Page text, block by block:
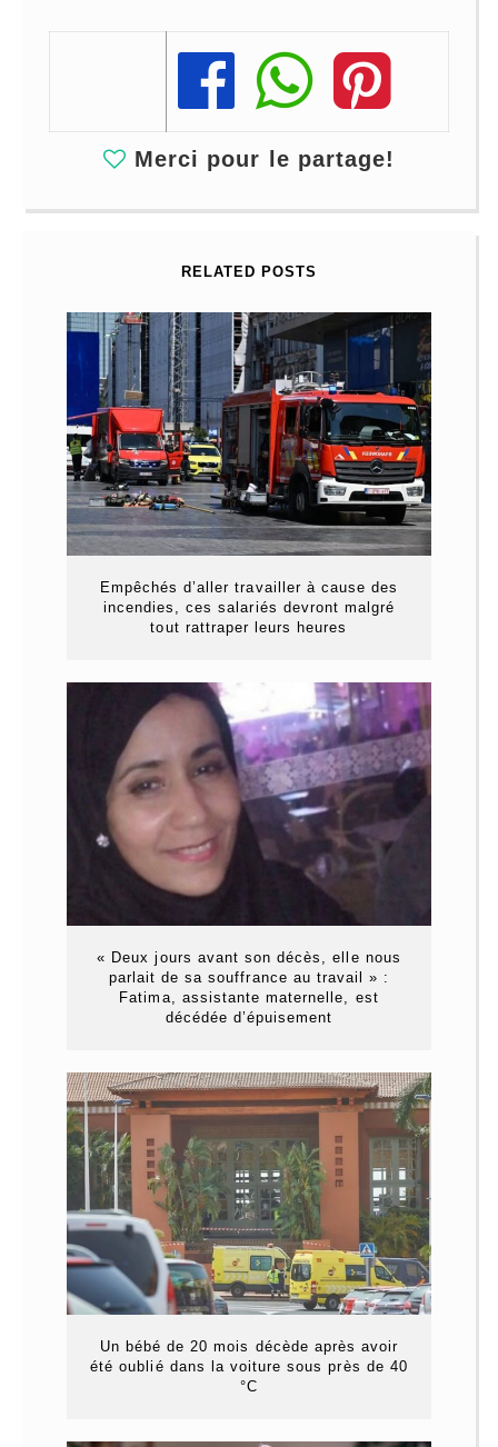
Share
Share
Share
Merci pour le partage!
RELATED POSTS
Empêchés d’aller travailler à cause des
incendies, ces salariés devront malgré
tout rattraper leurs heures
« Deux jours avant son décès, elle nous
parlait de sa souffrance au travail » :
Fatima, assistante maternelle, est
décédée d’épuisement
Un bébé de 20 mois décède après avoir
été oublié dans la voiture sous près de 40
°C